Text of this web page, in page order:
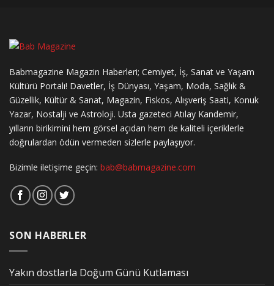
Babmagazine Magazin Haberleri; Cemiyet, İş, Sanat ve Yaşam
Kültürü Portalı! Davetler, İş Dünyası, Yaşam, Moda, Sağlık &
Güzellik, Kültür & Sanat, Magazin, Fiskos, Alışveriş Saati, Konuk
Yazar, Nostalji ve Astroloji. Usta gazeteci Atılay Kandemir,
yılların birikimini hem görsel açıdan hem de kaliteli içeriklerle
doğrulardan ödün vermeden sizlerle paylaşıyor.
Bizimle iletişime geçin: bab@babmagazine.com
SON HABERLER
Yakın dostlarla Doğum Günü Kutlaması